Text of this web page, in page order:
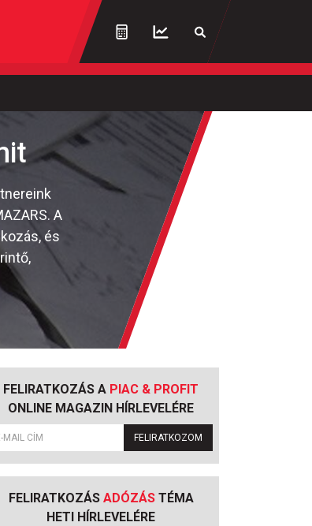
A
és
FELIRATKOZÁS A PIAC & PROFIT
ONLINE MAGAZIN HÍRLEVELÉRE
FELIRATKOZOM
FELIRATKOZÁS ADÓZÁSTÉMA
HETI HÍRLEVELÉRE